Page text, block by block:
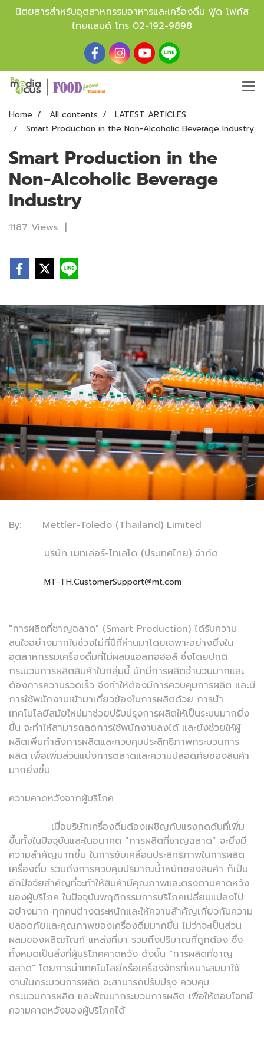
นิตยสารสำหรับอุตสาหกรรมอาหารและเครื่องดื่ม ฟู้ด โฟกัส
ไทยแลนด์ โทร 02-192-9898
Home All contents
LATEST ARTICLES
Smart Production in the Non-Alcoholic Beverage Industry
Smart Production in the
Non-Alcoholic Beverage
Industry
1187 Views |
By: Mettler-Toledo (Thailand) Limited
บริษัท เมทเล่อร์-โทเลโด (ประเทศไทย) จำกัด
MT-TH.CustomerSupport@mt.com
"การผลิตที่ชาญฉลาด" (Smart Production) ได้รับความ
สนใจอย่างมากในช่วงไม่กี่ปีที่ผ่านมาโดยเฉพาะอย่างยิ่งใน
อุตสาหกรรมเครื่องดื่มที่ไม่ผสมแอลกอฮอล์ ซึ่งโดยปกติ
กระบวนการผลิตสินค้าในกลุ่มนี้ มักมีการผลิตจำนวนมากและ
ต้องการความรวดเร็ว จึงทำให้ต้องมีการควบคุมการผลิต และมี
การใช้พนักงานเข้ามาเกี่ยวข้องในการผลิตด้วย การนำ
เทคโนโลยีสมัยใหม่มาช่วยปรับปรุงการผลิตให้เป็นระบบมากยิ่ง
ขึ้น จะทำให้สามารถลดการใช้พนักงานลงได้ และยังช่วยให้ผู้
ผลิตเพิ่มกำลังการผลิตและควบคุมประสิทธิภาพกระบวนการ
ผลิต เพื่อเพิ่มส่วนแบ่งการตลาดและความปลอดภัยของสินค้า
มากยิ่งขึ้น
ความคาดหวังจากผู้บริโภค
เมื่อบริษัทเครื่องดื่มต้องเผชิญกับแรงกดดันที่เพิ่ม
ขึ้นทั้งในปัจจุบันและในอนาคต “การผลิตที่ชาญฉลาด” จะยิ่งมี
ความสำคัญมากขึ้น ในการขับเคลื่อนประสิทธิภาพในการผลิต
เครื่องดื่ม รวมถึงการควบคุมปริมาณน้ำหนักของสินค้า ก็เป็น
อีกปัจจัยสำคัญที่จะทำให้สินค้ามีคุณภาพและตรงตามคาดหวัง
ของผู้บริโภค ในปัจจุบันพฤติกรรมการบริโภคเปลี่ยนแปลงไป
อย่างมาก ทุกคนต่างตระหนักและให้ความสำคัญเกี่ยวกับความ
ปลอดภัยและคุณภาพของเครื่องดื่มมากขึ้น ไม่ว่าจะเป็นส่วน
ผสมของผลิตภัณฑ์ แหล่งที่มา รวมถึงปริมาณที่ถูกต้อง ซึ่ง
ทั้งหมดเป็นสิ่งที่ผู้บริโภคคาดหวัง ดังนั้น "การผลิตที่ชาญ
ฉลาด" โดยการนำเทคโนโลยีหรือเครื่องจักรที่เหมาะสมมาใช้
งานในกระบวนการผลิต จะสามารถปรับปรุง ควบคุม
กระบวนการผลิต และพัฒนากระบวนการผลิต เพื่อให้ตอบโจทย์
ความคาดหวังของผู้บริโภคได้